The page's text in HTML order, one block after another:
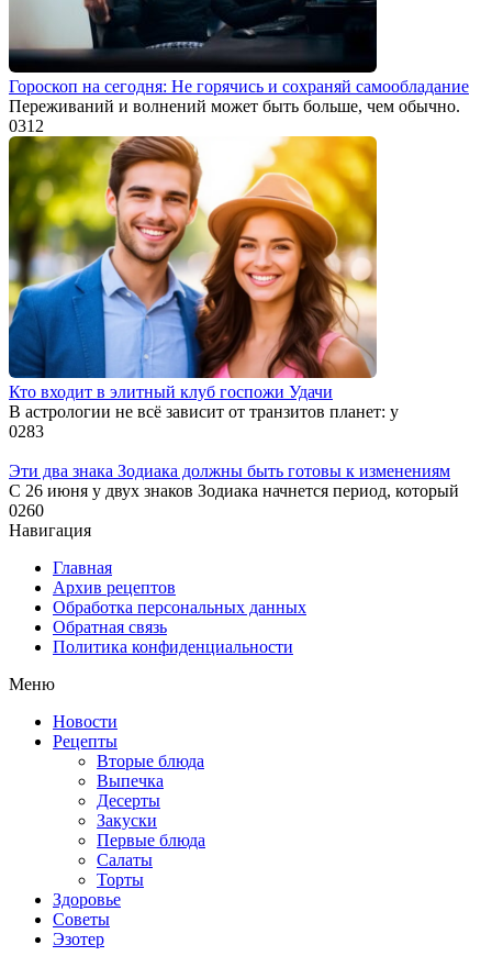
Гороскоп на сегодня: Не горячись и сохраняй самообладание
Переживаний и волнений может быть больше, чем обычно.
0312
Кто входит в элитный клуб госпожи Удачи
В астрологии не всё зависит от транзитов планет: у
0283
Эти два знака Зодиака должны быть готовы к изменениям
С 26 июня у двух знаков Зодиака начнется период, который
0260
Навигация
Главная
Архив рецептов
Обработка персональных данных
Обратная связь
Политика конфиденциальности
Меню
Новости
Рецепты
Вторые блюда
Выпечка
Десерты
Закуски
Первые блюда
Салаты
Торты
Здоровье
Советы
Эзотер